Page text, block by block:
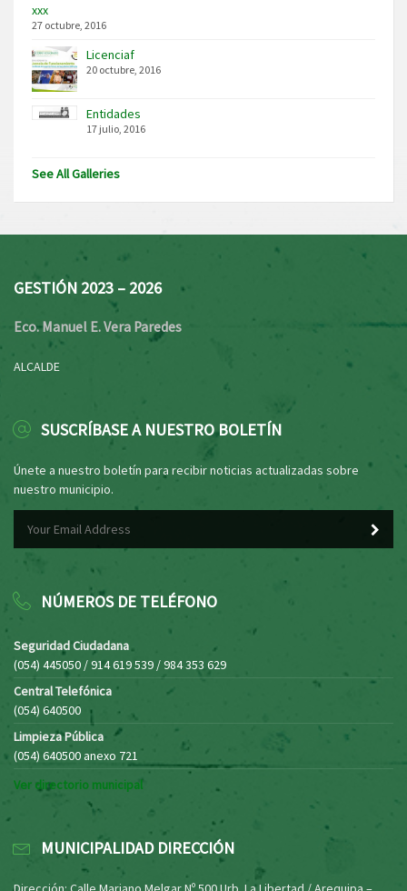
xxx
27 octubre, 2016
Licenciaf
20 octubre, 2016
Entidades
17 julio, 2016
See All Galleries
GESTIÓN 2023 – 2026
Eco. Manuel E. Vera Paredes
ALCALDE
SUSCRÍBASE A NUESTRO BOLETÍN
Únete a nuestro boletín para recibir noticias actualizadas sobre
nuestro municipio.
NÚMEROS DE TELÉFONO
Seguridad Ciudadana
(054) 445050 / 914 619 539 / 984 353 629
Central Telefónica
(054) 640500
Limpieza Pública
(054) 640500 anexo 721
Ver directorio municipal
MUNICIPALIDAD DIRECCIÓN